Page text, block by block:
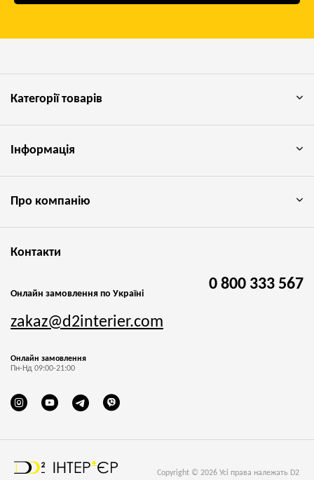
Copyright © 2026 Усі права належать D2
Категорії товарів
Інформація
Про компанію
Контакти
Онлайн замовлення по Україні
0 800 333 567
zakaz@d2interier.com
Онлайн замовлення
Пн-Нд 09:00-21:00